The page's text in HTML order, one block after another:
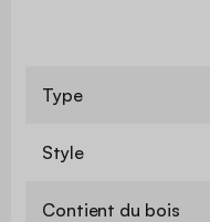
Type
Style
Contient du bois